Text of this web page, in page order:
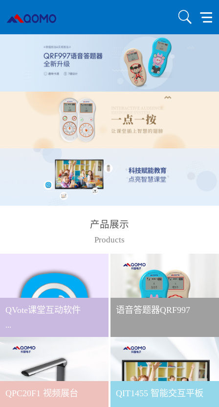
产品展示
Products
QVote课堂互动软件
...
下载QVote授课软件课堂互
动的质量直接影响教学效
果与学生参与度。作为
语音答题器QRF997
QPC20F1 视频展台 QIT1455 智能交互平板